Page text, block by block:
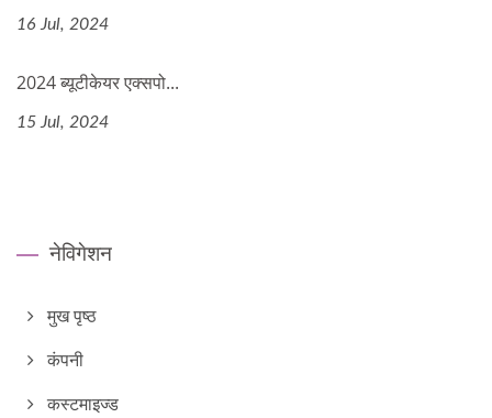
16 Jul, 2024
2024 ब्यूटीकेयर एक्सपो...
15 Jul, 2024
नेविगेशन
मुख पृष्ठ
कंपनी
कस्टमाइज्ड